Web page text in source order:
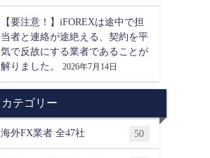
【要注意！】iFOREXは途中で担
当者と連絡が途絶える、契約を平
気で反故にする業者であることが
解りました。
2026年7月14日
カテゴリー
海外FX業者 全47社 50